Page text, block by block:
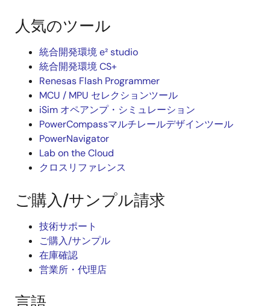
人気のツール
統合開発環境 e² studio
統合開発環境 CS+
Renesas Flash Programmer
MCU / MPU セレクションツール
iSim オペアンプ・シミュレーション
PowerCompassマルチレールデザインツール
PowerNavigator
Lab on the Cloud
クロスリファレンス
ご購入/サンプル請求
技術サポート
ご購入/サンプル
在庫確認
営業所・代理店